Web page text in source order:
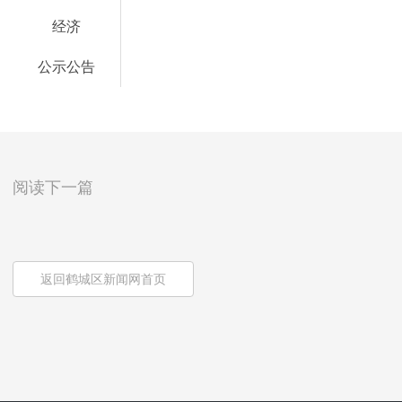
经济
公示公告
阅读下一篇
返回鹤城区新闻网首页